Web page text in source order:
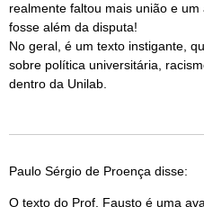
realmente faltou mais união e
fosse além da disputa!
No geral, é um texto instigante,
sobre política universitária,
dentro da Unilab.
Paulo Sérgio de Proença disse:
O texto do Prof. Fausto é uma